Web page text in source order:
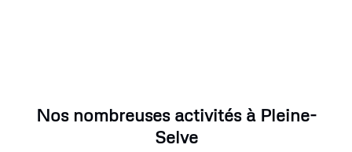
Nos nombreuses activités à Pleine-
Selve